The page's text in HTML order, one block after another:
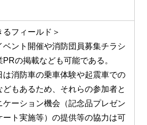
るフィールド＞
ベント開催や消防団員募集チラシ
の掲載なども可能である。
は消防車の乗車体験や起震車での
どもあるため、それらの参加者と
ケーション機会（記念品プレゼン
ート実施等）の提供等の協力は可